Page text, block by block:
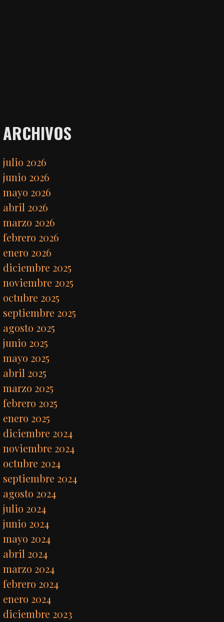
ARCHIVOS
julio 2026
junio 2026
mayo 2026
abril 2026
marzo 2026
febrero 2026
enero 2026
diciembre 2025
noviembre 2025
octubre 2025
septiembre 2025
agosto 2025
junio 2025
mayo 2025
abril 2025
marzo 2025
febrero 2025
enero 2025
diciembre 2024
noviembre 2024
octubre 2024
septiembre 2024
agosto 2024
julio 2024
junio 2024
mayo 2024
abril 2024
marzo 2024
febrero 2024
enero 2024
diciembre 2023